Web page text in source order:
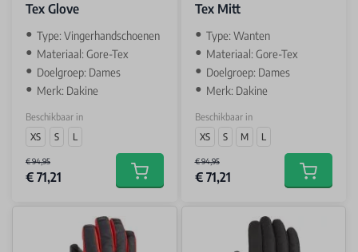
Tex Glove
Type: Vingerhandschoenen
Materiaal: Gore-Tex
Doelgroep: Dames
Merk: Dakine
Beschikbaar in
XS
S L
€ 94,95
€ 71,21 Add to cart
Tex Mitt
Type: Wanten
Materiaal: Gore-Tex
Doelgroep: Dames
Merk: Dakine
Beschikbaar in
XS
S M L
€ 94,95
€ 71,21 Add to